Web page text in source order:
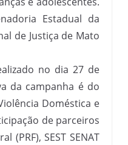
Estadual da
de Justiça de Mato
no dia 27 de
da campanha é do
Doméstica e
de parceiros
SEST SENAT